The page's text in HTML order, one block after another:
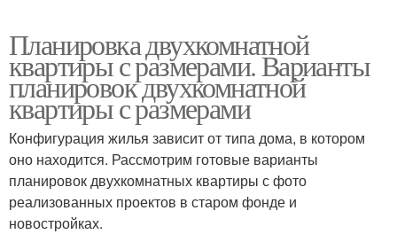
Планировка двухкомнатной
квартиры с размерами. Варианты
планировок двухкомнатной
квартиры с размерами
Конфигурация жилья зависит от типа дома, в котором
оно находится. Рассмотрим готовые варианты
планировок двухкомнатных квартиры с фото
реализованных проектов в старом фонде и
новостройках.